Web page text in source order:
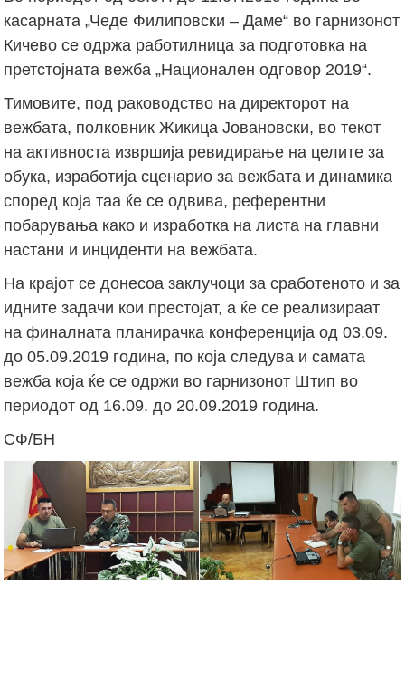
касарната „Чеде Филиповски – Даме“ во гарнизонот
Кичево се одржа работилница за подготовка на
претстојната вежба „Национален одговор 2019“.
Тимовите, под раководство на директорот на
вежбата, полковник Жикица Јовановски, во текот
на активноста извршија ревидирање на целите за
обука, изработија сценарио за вежбата и динамика
според која таа ќе се одвива, референтни
побарувања како и изработка на листа на главни
настани и инциденти на вежбата.
На крајот се донесоа заклучоци за сработеното и за
идните задачи кои престојат, а ќе се реализираат
на финалната планирачка конференција од 03.09.
до 05.09.2019 година, по која следува и самата
вежба која ќе се одржи во гарнизонот Штип во
периодот од 16.09. до 20.09.2019 година.
СФ/БН